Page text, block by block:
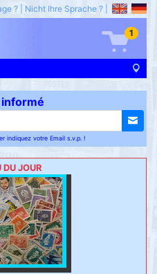
? Nicht Ihre Sprache ?
1
indiquez votre Email s.v.p. !
JOUR